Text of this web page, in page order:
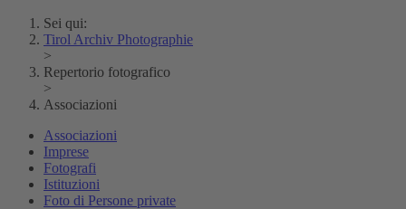
Sei qui:
Tirol Archiv Photographie
>
Repertorio fotografico
>
Associazioni
Associazioni
Imprese
Fotografi
Istituzioni
Foto di Persone private